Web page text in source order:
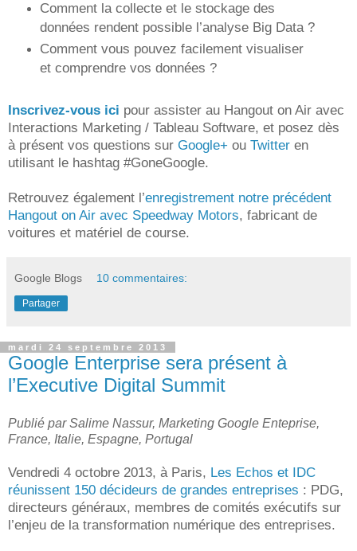
Comment la collecte et le stockage des
données rendent possible l’analyse Big Data ?
Comment vous pouvez facilement visualiser
et comprendre vos données ?
Inscrivez-vous ici pour assister au Hangout on Air avec
Interactions Marketing / Tableau Software, et posez dès
à présent vos questions sur Google+ ou Twitter en
utilisant le hashtag #GoneGoogle.
Retrouvez également l’enregistrement notre précédent
Hangout on Air avec Speedway Motors, fabricant de
voitures et matériel de course.
Google Blogs 10 commentaires:
Partager
mardi 24 septembre 2013
Google Enterprise sera présent à
l’Executive Digital Summit
Publié par Salime Nassur, Marketing Google Enteprise,
France, Italie, Espagne, Portugal
Vendredi 4 octobre 2013, à Paris, Les Echos et IDC
réunissent 150 décideurs de grandes entreprises : PDG,
directeurs généraux, membres de comités exécutifs sur
l’enjeu de la transformation numérique des entreprises.